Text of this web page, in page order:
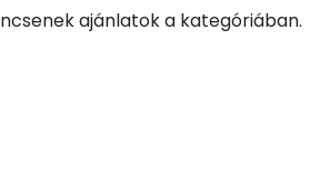
ajánlatok a kategóriában.